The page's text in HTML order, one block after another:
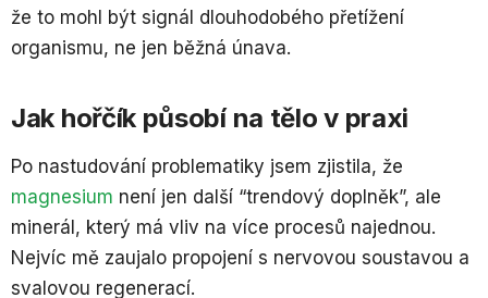
že to mohl být signál dlouhodobého přetížení
organismu, ne jen běžná únava.
Jak hořčík působí na tělo v praxi
Po nastudování problematiky jsem zjistila, že
magnesium není jen další “trendový doplněk”, ale
minerál, který má vliv na více procesů najednou.
Nejvíc mě zaujalo propojení s nervovou soustavou a
svalovou regenerací.